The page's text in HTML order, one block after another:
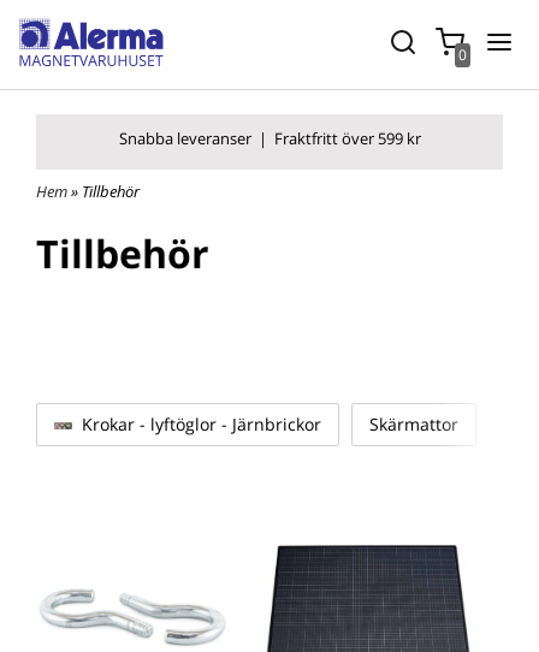
0
Snabba leveranser | Fraktfritt över 599 kr
Hem» Tillbehör
Tillbehör
Krokar - lyftöglor - Järnbrickor Skärmattor